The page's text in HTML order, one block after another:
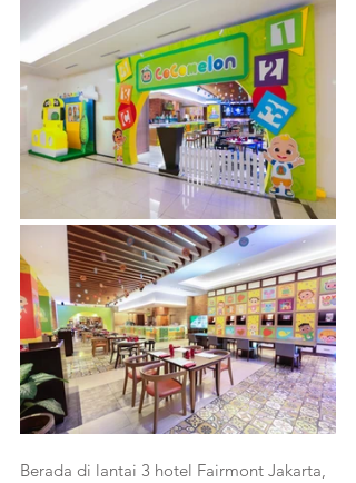
Berada di lantai 3 hotel Fairmont Jakarta,